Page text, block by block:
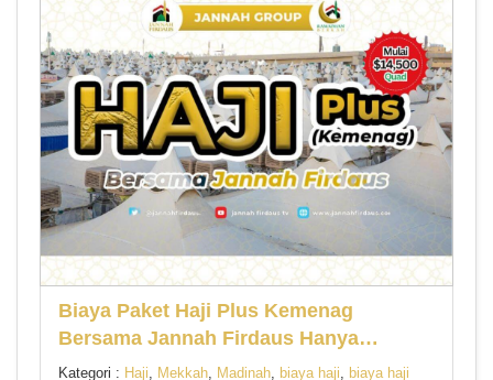
Biaya Paket Haji Plus Kemenag
Bersama Jannah Firdaus Hanya
$14,500, Visa Resmi Kemenag!
Kategori : Haji, Mekkah, Madinah, biaya haji, biaya haji